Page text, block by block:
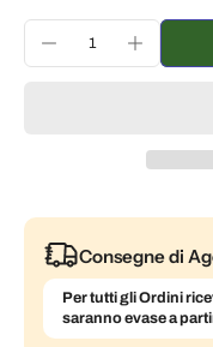
Consegna ogni 3
Consegna ogni
Consegne di
Per tutti gli Ordini
saranno evase a